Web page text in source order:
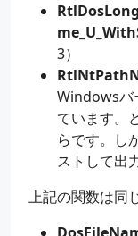
3）
Windowsバ
ています。
らです。し
ストして出
上記の関数は同